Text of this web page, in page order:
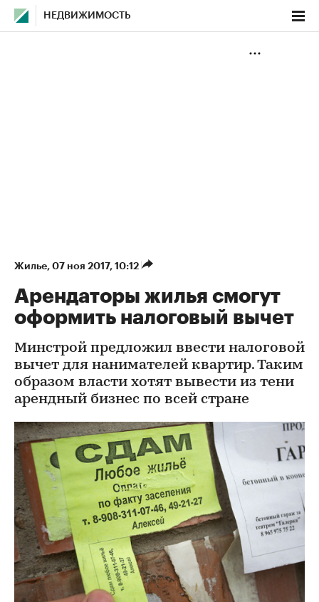
НЕДВИЖИМОСТЬ
Жилье⁠, 07 ноя 2017, 10:12
Арендаторы жилья смогут
оформить налоговый вычет
Минстрой предложил ввести налоговой
вычет для нанимателей квартир. Таким
образом власти хотят вывести из тени
арендный бизнес по всей стране